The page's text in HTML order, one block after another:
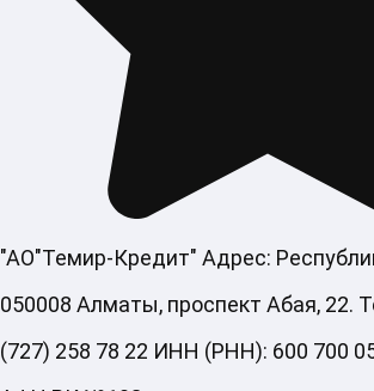
"АО"Темир-Кредит" Адрес:
050008 Алматы, проспект Абая, 22.
(727) 258 78 22 ИНН (РНН): 600 700